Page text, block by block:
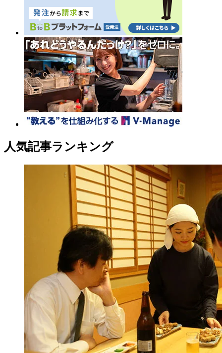
人気記事ランキング